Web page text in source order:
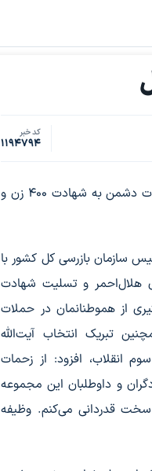
کد خبر
1194794
رئیس جمعیت هلال احمر گفت: حملات دشمن به شهادت 400 زن و
سازمان بازرسی کل کشور با
هلال‌احمر و تسلیت شهادت
از هموطنانمان در حملات
تبریک انتخاب آیت‌الله
انقلاب، افزود: از زحمات
و داوطلبان این مجموعه
قدردانی می‌کنم. وظیفه